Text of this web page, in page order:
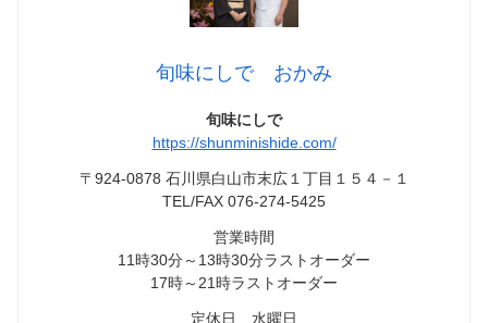
旬味にしで おかみ
旬味にしで
https://shunminishide.com/
〒924-0878 石川県白山市末広１丁目１５４－１
TEL/FAX 076-274-5425
営業時間
11時30分～13時30分ラストオーダー
17時～21時ラストオーダー
定休日 水曜日